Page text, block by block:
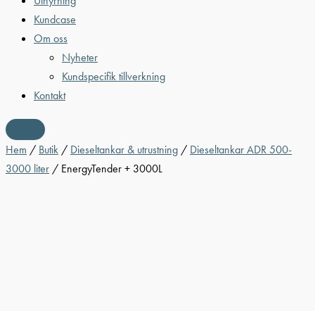
Kundcase
Om oss
Nyheter
Kundspecifik tillverkning
Kontakt
Hem / Butik / Dieseltankar & utrustning / Dieseltankar ADR 500-
3000 liter / EnergyTender + 3000L